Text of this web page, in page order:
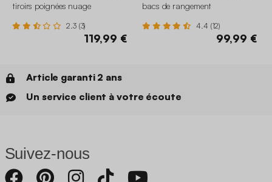
tiroirs poignées nuage
2.3 (3)
119,99 €
bacs de rangement
4.4 (12)
99,99 €
Article garanti 2 ans
Un service client à votre écoute
Suivez-nous